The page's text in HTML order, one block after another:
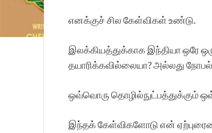
எனக்குச் சில கேள்விகள் உண்டு.
இலக்கியத்துக்காக இந்தியா ஒரே
தயாரிக்கவில்லையா? அல்லது
ஒவ்வொரு தொழில்நுட்பத்துக்கும்
இந்தக் கேள்விகளோடு என்